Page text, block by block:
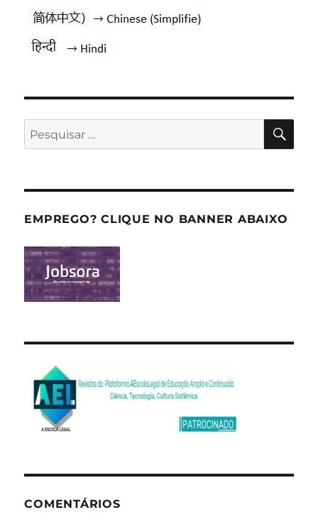
Pesquisar
por:
EMPREGO? CLIQUE NO BANNER ABAIXO
COMENTÁRIOS